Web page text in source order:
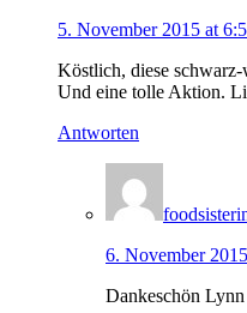
5. November 2015 at
Köstlich, diese
Und eine tolle Aktion.
Antworten
6. November
Dankeschön